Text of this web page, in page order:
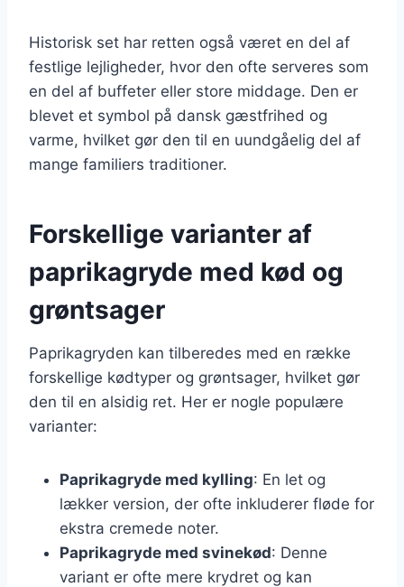
Historisk set har retten også været en del af
festlige lejligheder, hvor den ofte serveres som
en del af buffeter eller store middage. Den er
blevet et symbol på dansk gæstfrihed og
varme, hvilket gør den til en uundgåelig del af
mange familiers traditioner.
Forskellige varianter af
paprikagryde med kød og
grøntsager
Paprikagryden kan tilberedes med en række
forskellige kødtyper og grøntsager, hvilket gør
den til en alsidig ret. Her er nogle populære
varianter:
Paprikagryde med kylling: En let og
lækker version, der ofte inkluderer fløde for
ekstra cremede noter.
Paprikagryde med svinekød: Denne
variant er ofte mere krydret og kan